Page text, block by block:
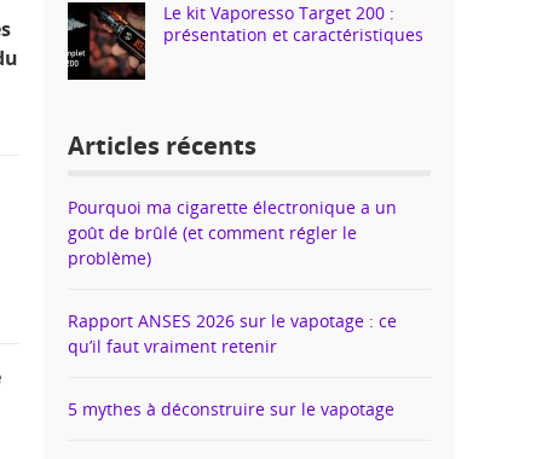
Le kit Vaporesso Target 200 :
présentation et caractéristiques
Articles récents
Pourquoi ma cigarette électronique a un
goût de brûlé (et comment régler le
problème)
Rapport ANSES 2026 sur le vapotage : ce
qu’il faut vraiment retenir
5 mythes à déconstruire sur le vapotage